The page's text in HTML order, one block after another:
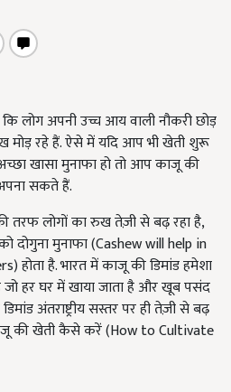
लोग अपनी उच्च आय वाली नौकरी छोड़
मोड़ रहे हैं. ऐसे में यदि आप भी खेती शुरू
खासा मुनाफा हो तो आप काजू की
सकते हैं.
तरफ लोगों का रुख तेज़ी से बढ़ रहा है,
दोगुना मुनाफा (Cashew will help in
होता है. भारत में काजू की डिमांड हमेशा
जो हर घर में खाया जाता है और खूब पसंद
अंतराष्ट्रीय सस्तर पर ही तेज़ी से बढ़
की खेती कैसे करें (How to Cultivate